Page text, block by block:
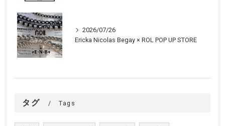
2026/07/26
Ericka Nicolas Begay × ROL POP UP STORE
タグ Tags